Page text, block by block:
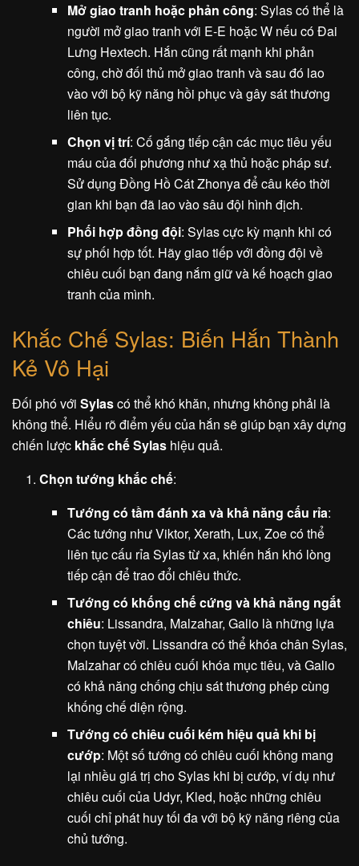
Mở giao tranh hoặc phản công: Sylas có thể là
người mở giao tranh với E-E hoặc W nếu có Đai
Lưng Hextech. Hắn cũng rất mạnh khi phản
công, chờ đối thủ mở giao tranh và sau đó lao
vào với bộ kỹ năng hồi phục và gây sát thương
liên tục.
Chọn vị trí: Cố gắng tiếp cận các mục tiêu yếu
máu của đối phương như xạ thủ hoặc pháp sư.
Sử dụng Đồng Hồ Cát Zhonya để câu kéo thời
gian khi bạn đã lao vào sâu đội hình địch.
Phối hợp đồng đội: Sylas cực kỳ mạnh khi có
sự phối hợp tốt. Hãy giao tiếp với đồng đội về
chiêu cuối bạn đang nắm giữ và kế hoạch giao
tranh của mình.
Khắc Chế Sylas: Biến Hắn Thành
Kẻ Vô Hại
Đối phó với Sylascó thể khó khăn, nhưng không phải là
không thể. Hiểu rõ điểm yếu của hắn sẽ giúp bạn xây dựng
chiến lược khắc chế Sylas hiệu quả.
Chọn tướng khắc chế:
Tướng có tầm đánh xa và khả năng cấu rỉa:
Các tướng như Viktor, Xerath, Lux, Zoe có thể
liên tục cấu rỉa Sylas từ xa, khiến hắn khó lòng
tiếp cận để trao đổi chiêu thức.
Tướng có khống chế cứng và khả năng ngắt
chiêu: Lissandra, Malzahar, Galio là những lựa
chọn tuyệt vời. Lissandra có thể khóa chân Sylas,
Malzahar có chiêu cuối khóa mục tiêu, và Galio
có khả năng chống chịu sát thương phép cùng
khống chế diện rộng.
Tướng có chiêu cuối kém hiệu quả khi bị
cướp: Một số tướng có chiêu cuối không mang
lại nhiều giá trị cho Sylas khi bị cướp, ví dụ như
chiêu cuối của Udyr, Kled, hoặc những chiêu
cuối chỉ phát huy tối đa với bộ kỹ năng riêng của
chủ tướng.